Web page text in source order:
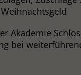
Akademie
bei